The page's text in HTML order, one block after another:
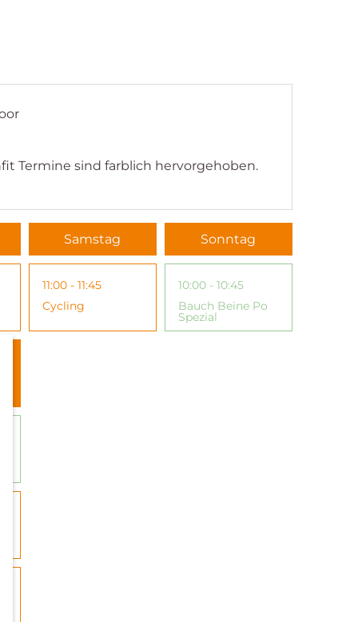
Termine sind farblich hervorgehoben.
Samstag
11:00 - 11:45
Cycling
Sonntag
10:00 - 10:45
Bauch Beine Po
Spezial